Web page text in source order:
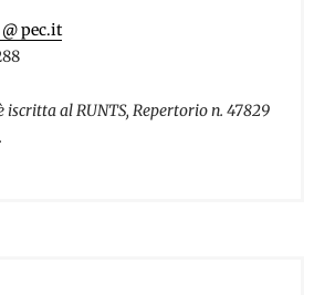
pec.it
iscritta al RUNTS, Repertorio n. 47829